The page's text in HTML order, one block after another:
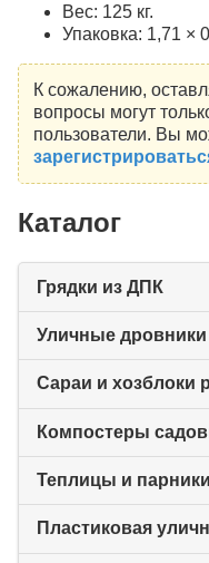
Вес: 125 кг.
Упаковка: 1,71 ×
К сожалению,
вопросы могут
пользователи. Вы
Каталог
Грядки из ДПК
Уличные дровники
Сараи и хозблоки
Компостеры
Теплицы и парники